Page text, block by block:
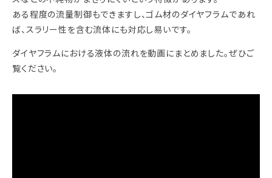
ある程度の流量制御もできますし、ゴム材のダイヤフラムであれ
ば、スラリー性を含む流体にも対応し易いです。
ダイヤフラムにおける液体の流れを動画にまとめました。ぜひご
覧ください。